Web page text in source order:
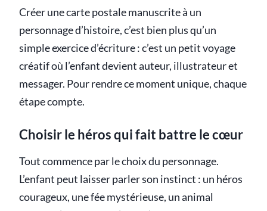
Créer une carte postale manuscrite à un
personnage d’histoire, c’est bien plus qu’un
simple exercice d’écriture : c’est un petit voyage
créatif où l’enfant devient auteur, illustrateur et
messager. Pour rendre ce moment unique, chaque
étape compte.
Choisir le héros qui fait battre le cœur
Tout commence par le choix du personnage.
L’enfant peut laisser parler son instinct : un héros
courageux, une fée mystérieuse, un animal